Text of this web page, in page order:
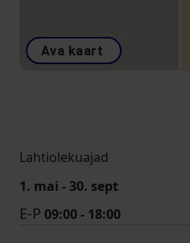
Ava kaart
Lahtiolekuajad
1. mai - 30. sept
E-P 09:00 - 18:00